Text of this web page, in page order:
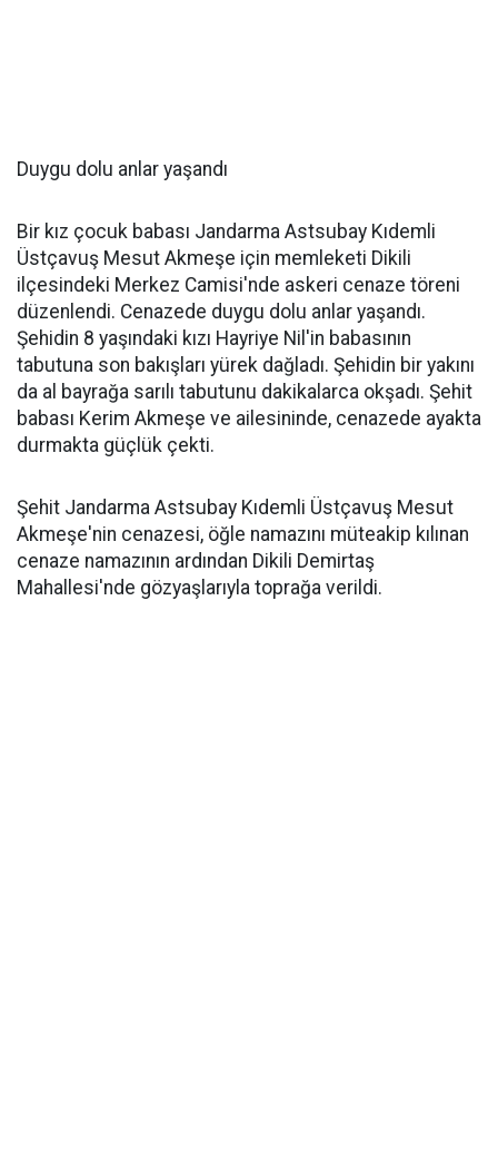
Duygu dolu anlar yaşandı
Bir kız çocuk babası Jandarma Astsubay Kıdemli
Üstçavuş Mesut Akmeşe için memleketi Dikili
ilçesindeki Merkez Camisi'nde askeri cenaze töreni
düzenlendi. Cenazede duygu dolu anlar yaşandı.
Şehidin 8 yaşındaki kızı Hayriye Nil'in babasının
tabutuna son bakışları yürek dağladı. Şehidin bir yakını
da al bayrağa sarılı tabutunu dakikalarca okşadı. Şehit
babası Kerim Akmeşe ve ailesininde, cenazede ayakta
durmakta güçlük çekti.
Şehit Jandarma Astsubay Kıdemli Üstçavuş Mesut
Akmeşe'nin cenazesi, öğle namazını müteakip kılınan
cenaze namazının ardından Dikili Demirtaş
Mahallesi'nde gözyaşlarıyla toprağa verildi.